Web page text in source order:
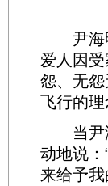
尹海明
爱人因
怨、无
飞行的理
当尹海
动地说
来给予